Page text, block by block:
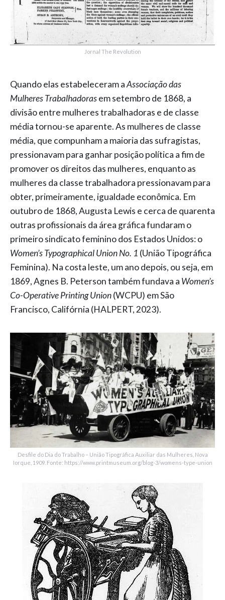
Jornal The Revolution
Quando elas estabeleceram aAssociação das
Mulheres Trabalhadorasem setembro de 1868, a
divisão entre mulheres trabalhadoras e de classe
média tornou-se aparente. As mulheres de classe
média, que compunham a maioria das sufragistas,
pressionavam para ganhar posição política a fim de
promover os direitos das mulheres, enquanto as
mulheres da classe trabalhadora pressionavam para
obter, primeiramente, igualdade econômica. Em
outubro de 1868, Augusta Lewis e cerca de quarenta
outras profissionais da área gráfica fundaram o
primeiro sindicato feminino dos Estados Unidos: o
Women’s Typographical Union No. 1 (União Tipográfica
Feminina). Na costa leste, um ano depois, ou seja, em
1869, Agnes B. Peterson também fundava a Women’s
Co-Operative Printing Union(WCPU) em São
Francisco, Califórnia (HALPERT, 2023).
Desfile do Dia do Trabalho – União Tipográfica Auxiliar das Mulheres, Nova
Iorque, 1909. Fonte: https://www.printmuseum.org/blog-3/womens-type-union